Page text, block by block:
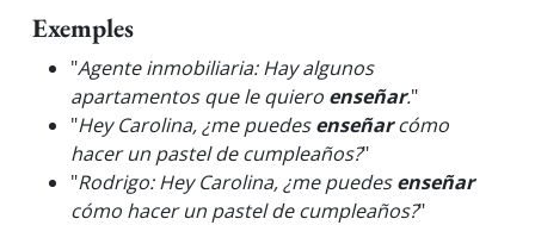
Exemples
"Agente inmobiliaria: Hay algunos
apartamentos que le quiero enseñar."
"Hey Carolina, ¿me puedesenseñarcómo
hacer un pastel de cumpleaños?"
"Rodrigo: Hey Carolina, ¿me puedesenseñar
cómo hacer un pastel de cumpleaños?"